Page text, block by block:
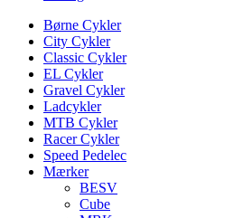
Børne Cykler
City Cykler
Classic Cykler
EL Cykler
Gravel Cykler
Ladcykler
MTB Cykler
Racer Cykler
Speed Pedelec
Mærker
BESV
Cube